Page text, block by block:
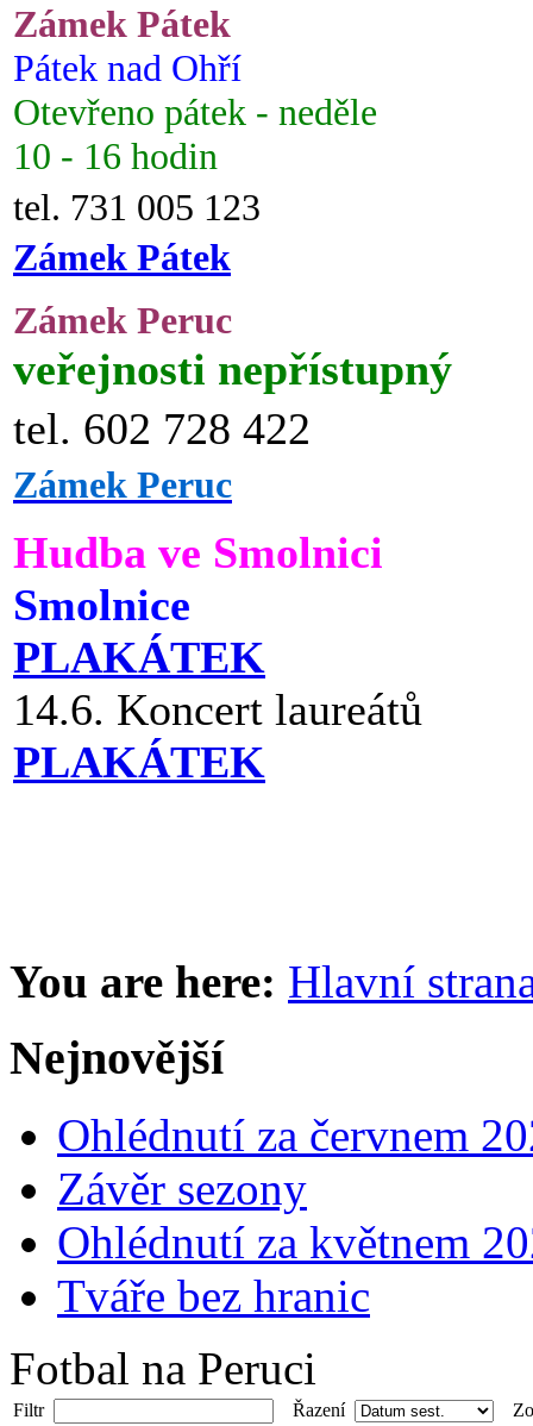
Zámek Pátek
Pátek nad Ohří
Otevřeno pátek - neděle
10 - 16 hodin
tel. 731 005 123
Zámek Pátek
Zámek Peruc
veřejnosti nepřístupný
tel. 602 728 422
Zámek Peruc
Hudba ve Smolnici
Smolnice
PLAKÁTEK
14.6. Koncert laureátů
PLAKÁTEK
You are here: Hlavní
Nejnovější
Ohlédnutí za červnem
Závěr sezony
Ohlédnutí za květnem
Tváře bez hranic
Fotbal na Peruci
Filtr Řazení